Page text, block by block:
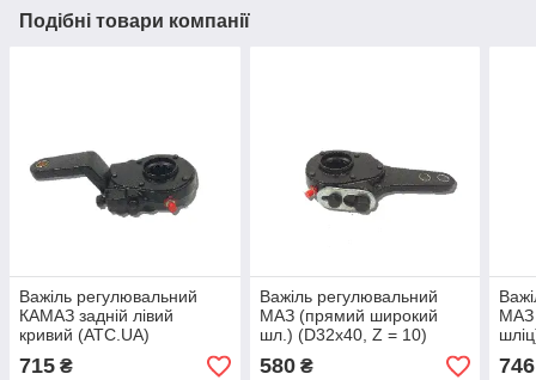
Подібні товари компанії
Важіль регулювальний
КАМАЗ задній лівий
кривий (ATC.UA)
715 ₴
Важіль регулювальний
МАЗ (прямий широкий
шл.) (D32х40, Z = 10)
(ATC.UA) РТ-40-31
580₴
МАЗ
746